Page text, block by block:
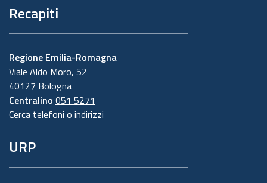
Recapiti
Regione Emilia-Romagna
Viale Aldo Moro, 52
40127 Bologna
Centralino 051 5271
Cerca telefoni o indirizzi
URP